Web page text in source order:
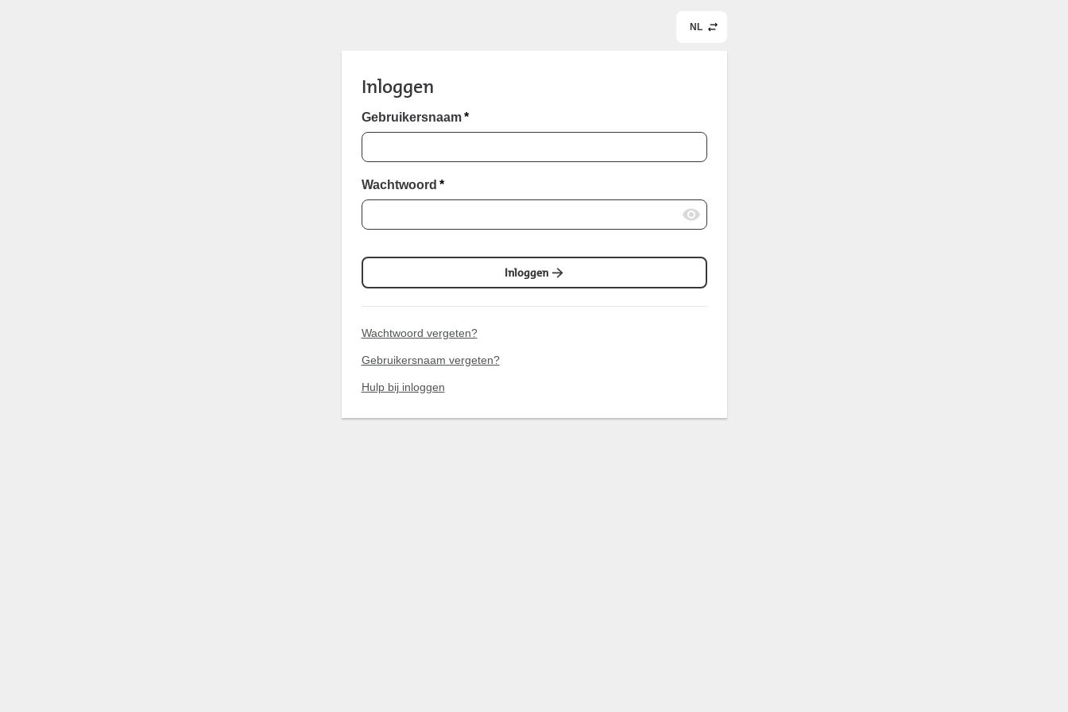
NL
Inloggen
Gebruikersnaam *
Wachtwoord *
Inloggen
Wachtwoord vergeten?
Gebruikersnaam vergeten?
Hulp bij inloggen